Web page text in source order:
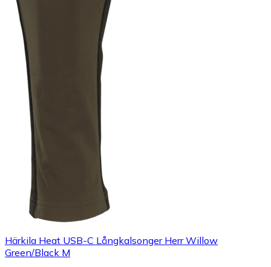
Härkila Heat USB-C Långkalsonger Herr Willow
Green/Black M